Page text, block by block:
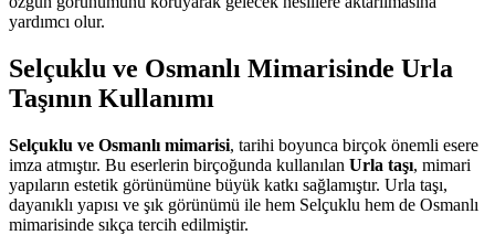
yardımcı olur.
Selçuklu ve Osmanlı Mimarisinde Urla
Taşının Kullanımı
Selçuklu ve Osmanlı mimarisi, tarihi boyunca birçok önemli esere
imza atmıştır. Bu eserlerin birçoğunda kullanılan Urla taşı, mimari
yapıların estetik görünümüne büyük katkı sağlamıştır. Urla taşı,
dayanıklı yapısı ve şık görünümü ile hem Selçuklu hem de Osmanlı
mimarisinde sıkça tercih edilmiştir.